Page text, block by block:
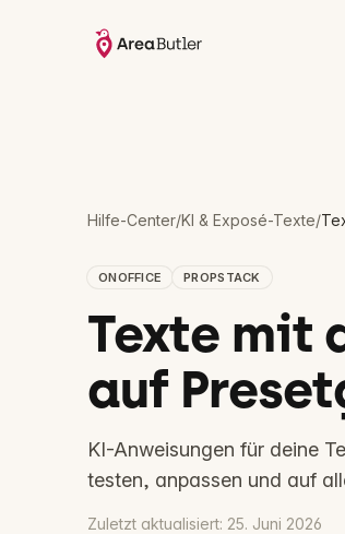
Hilfe-Center/KI & Exposé-Texte/
ONOFFICE PROPSTACK
Texte mit
auf
KI-Anweisungen für deine
testen, anpassen und auf
Zuletzt aktualisiert: 25. Juni 2026